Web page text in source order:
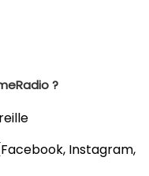
?
Instagram,